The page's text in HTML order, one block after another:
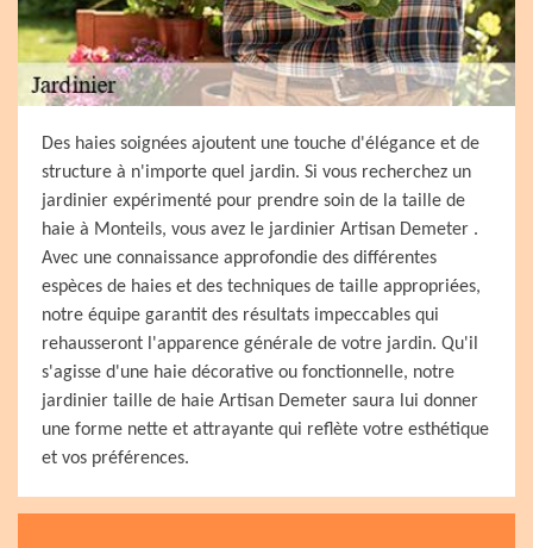
Des haies soignées ajoutent une touche d'élégance et de
structure à n'importe quel jardin. Si vous recherchez un
jardinier expérimenté pour prendre soin de la taille de
haie à Monteils, vous avez le jardinier Artisan Demeter .
Avec une connaissance approfondie des différentes
espèces de haies et des techniques de taille appropriées,
notre équipe garantit des résultats impeccables qui
rehausseront l'apparence générale de votre jardin. Qu'il
s'agisse d'une haie décorative ou fonctionnelle, notre
jardinier taille de haie Artisan Demeter saura lui donner
une forme nette et attrayante qui reflète votre esthétique
et vos préférences.